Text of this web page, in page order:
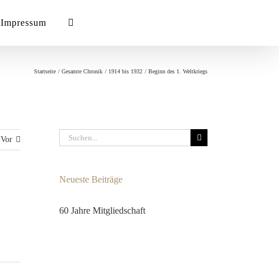
Impressum
Startseite Gesamte Chronik 1914 bis 1932 Beginn des 1. Weltkriegs
Vor
Suche
nach:
Neueste Beiträge
60 Jahre Mitgliedschaft